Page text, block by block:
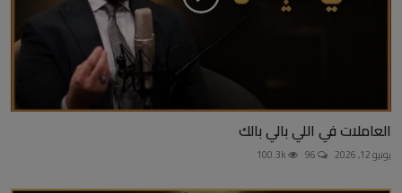
العاملات في اللي بالي بالك
يونيو 12, 2026